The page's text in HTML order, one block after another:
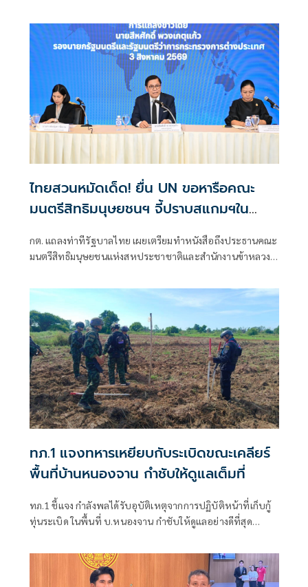
ไทยสวนหมัดเด็ด! ยื่น UN ขอหารือคณะ
มนตรีสิทธิมนุษยชนฯ จี้ปราบสแกมฯใน
กต. แถลงท่าทีรัฐบาลไทย เผยเตรียมทำหนังสือถึงประธานคณะ
มนตรีสิทธิมนุษยชนแห่งสหประชาชาติและสำนักงานข้าหลวง
รายงานพิเศษพาดพิงประเทศไทย มีหลายประเด็นที่ไม่เห็นด้วย
ชี้กระทบความเป็นกลาง -เที่ยงธรรม “สีหศักดิ์”
ทภ.1 แจงทหารเหยียบกับระเบิดขณะเคลียร์
พื้นที่บ้านหนองจาน กำชับให้ดูแลเต็มที่
ทภ.1 ชี้แจง กำลังพลได้รับอุบัติเหตุจากการปฏิบัติหน้าที่เก็บกู้
ทุ่นระเบิด ในพื้นที่ บ.หนองจาน กำชับให้ดูแลอย่างดีที่สุด
ปัจจุบันสร้างพื้นที่ปลอดภัยแล้ว 76.73%